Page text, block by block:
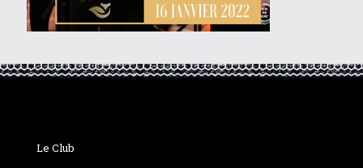
Le Club